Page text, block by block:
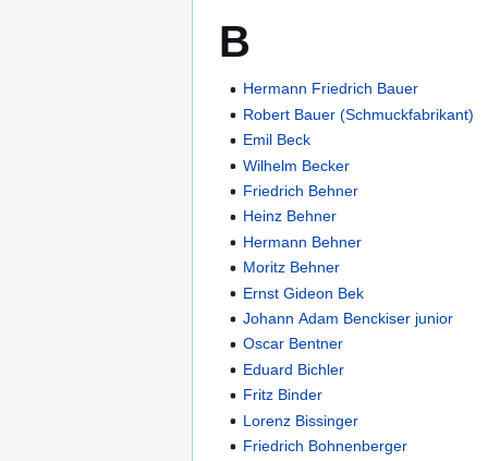
B
Hermann Friedrich Bauer
Robert Bauer (Schmuckfabrikant)
Emil Beck
Wilhelm Becker
Friedrich Behner
Heinz Behner
Hermann Behner
Moritz Behner
Ernst Gideon Bek
Johann Adam Benckiser junior
Oscar Bentner
Eduard Bichler
Fritz Binder
Lorenz Bissinger
Friedrich Bohnenberger